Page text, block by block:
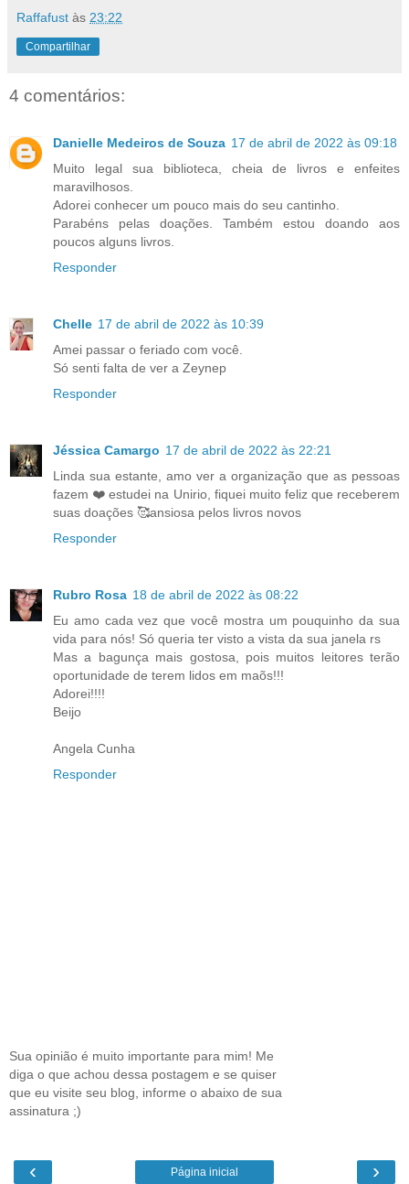
Raffafust às 23:22
Compartilhar
4 comentários:
Danielle Medeiros de Souza 17 de abril de 2022 às 09:18
Muito legal sua biblioteca, cheia de livros e enfeites
maravilhosos.
Adorei conhecer um pouco mais do seu cantinho.
Parabéns pelas doações. Também estou doando aos
poucos alguns livros.
Responder
Chelle 17 de abril de 2022 às 10:39
Amei passar o feriado com você.
Só senti falta de ver a Zeynep
Responder
Jéssica Camargo 17 de abril de 2022 às 22:21
Linda sua estante, amo ver a organização que as pessoas
fazem ❤️ estudei na Unirio, fiquei muito feliz que receberem
suas doações 🥰ansiosa pelos livros novos
Responder
Rubro Rosa 18 de abril de 2022 às 08:22
Eu amo cada vez que você mostra um pouquinho da sua
vida para nós! Só queria ter visto a vista da sua janela rs
Mas a bagunça mais gostosa, pois muitos leitores terão
oportunidade de terem lidos em maõs!!!
Adorei!!!!
Beijo
Angela Cunha
Responder
Sua opinião é muito importante para mim! Me
diga o que achou dessa postagem e se quiser
que eu visite seu blog, informe o abaixo de sua
assinatura ;)
‹ ›
Página inicial